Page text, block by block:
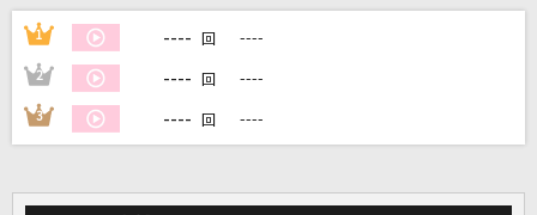
怪獣
サカナクション
1 ---- 回 ----
2 ---- 回 ----
3 ---- 回 ----